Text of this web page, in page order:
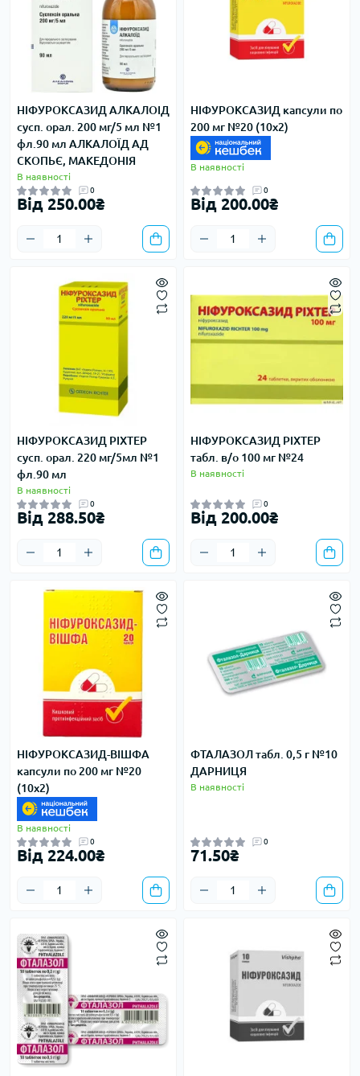
НІФУРОКСАЗИД АЛКАЛОІД
сусп. орал. 200 мг/5 мл №1
фл.90 мл АЛКАЛОЇД АД
СКОПЬЄ, МАКЕДОНІЯ
В наявності
0
Від 250.00₴
НІФУРОКСАЗИД капсули по
200 мг №20 (10х2)
В наявності
0
Від 200.00₴
НІФУРОКСАЗИД РІХТЕР
сусп. орал. 220 мг/5мл №1
фл.90 мл
В наявності
0
Від 288.50₴
НІФУРОКСАЗИД РІХТЕР
табл. в/о 100 мг №24
В наявності
0
Від 200.00₴
НІФУРОКСАЗИД-ВІШФА
капсули по 200 мг №20
(10х2)
В наявності
0
Від 224.00₴
ФТАЛАЗОЛ табл. 0,5 г №10
ДАРНИЦЯ
В наявності
0
71.50₴